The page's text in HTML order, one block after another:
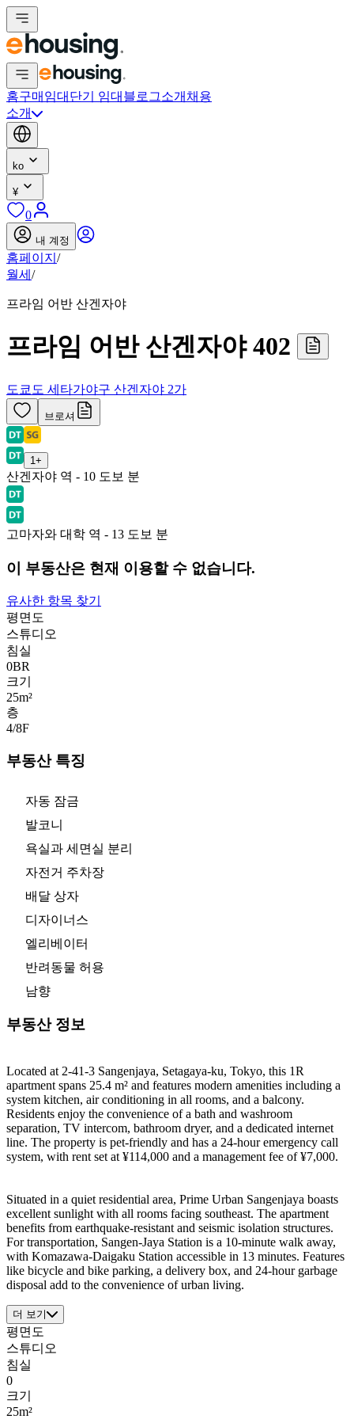
홈구매 임대 단기 임대 블로그소개 채용
소개
ko
¥
0
내 계정
홈페이지 /
월세 /
프라임 어반 산겐자야
프라임 어반 산겐자야 402
도쿄도 세타가야구 산겐자야 2가
브로셔
1 +
산겐자야 역 - 10 도보 분
고마자와 대학 역 - 13 도보 분
이 부동산은 현재 이용할 수 없습니다.
유사한 항목 찾기
평면도
스튜디오
침실
0BR
크기
25m²
층
4/8F
부동산 특징
자동 잠금
발코니
욕실과 세면실 분리
자전거 주차장
배달 상자
디자이너스
엘리베이터
반려동물 허용
남향
부동산 정보
Located at 2-41-3 Sangenjaya, Setagaya-ku, Tokyo, this 1R
apartment spans 25.4 m² and features modern amenities including a
system kitchen, air conditioning in all rooms, and a balcony.
Residents enjoy the convenience of a bath and washroom
separation, TV intercom, bathroom dryer, and a dedicated internet
line. The property is pet-friendly and has a 24-hour emergency call
system, with rent set at ¥114,000 and a management fee of ¥7,000.
Situated in a quiet residential area, Prime Urban Sangenjaya boasts
excellent sunlight with all rooms facing southeast. The apartment
benefits from earthquake-resistant and seismic isolation structures.
For transportation, Sangen-Jaya Station is a 10-minute walk away,
with Komazawa-Daigaku Station accessible in 13 minutes. Features
like bicycle and bike parking, a delivery box, and 24-hour garbage
disposal add to the convenience of urban living.
더 보기
평면도
스튜디오
침실
0
크기
25m²